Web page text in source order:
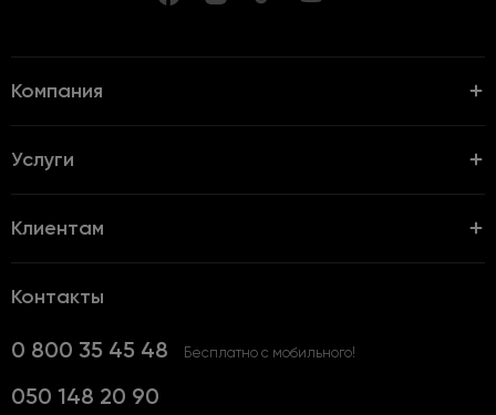
Компания
Услуги
Клиентам
Контакты
0 800 35 45 48 Бесплатно с мобильного!
050 148 20 90